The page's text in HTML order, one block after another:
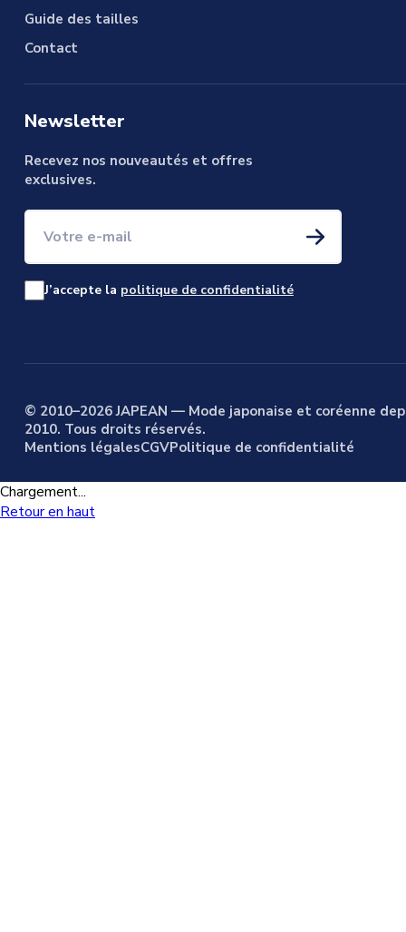
Guide des tailles
Contact
Newsletter
Recevez nos nouveautés et offres
exclusives.
Votre e-mail
J’accepte la politique de confidentialité
© 2010–2026 JAPEAN — Mode japonaise et coréenne
2010. Tous droits réservés.
Mentions légalesCGVPolitique de confidentialité
Chargement...
Retour en haut